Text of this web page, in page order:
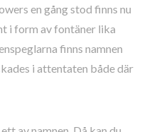
en gång stod finns nu
i form av fontäner lika
finns namnen
i attentaten både där